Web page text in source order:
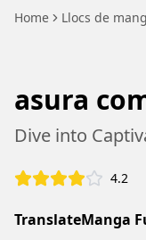
Home Llocs de
asura
Dive into
4.2
TranslateManga